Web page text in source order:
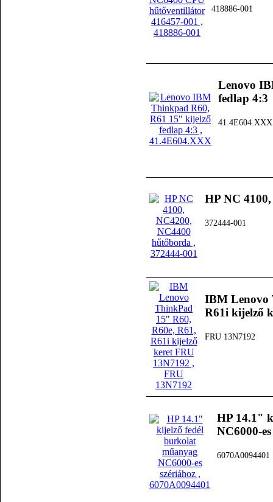
418886-001
Lenovo
fedlap 4:3
41.4E604.XXX
HP NC
372444-001
IBM Lenovo
R61i kijelző
FRU 13N7192
HP 14.1"
NC6000-
6070A0094401